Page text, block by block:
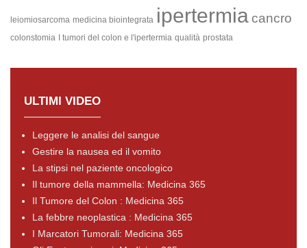
leiomiosarcoma medicina biointegrata ipertermia cancro
colonstomia I tumori del colon e l'ipertermia qualità prostata
ULTIMI VIDEO
Leggere le analisi del sangue
Gestire la nausea ed il vomito
La stipsi nel paziente oncologico
Il tumore della mammella: Medicina 365
Il Tumore del Colon : Medicina 365
La febbre neoplastica : Medicina 365
I Marcatori Tumorali: Medicina 365